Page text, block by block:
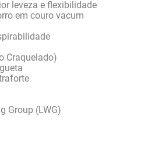
leveza e flexibilidade
em couro vacum
Craquelado)
Group (LWG)